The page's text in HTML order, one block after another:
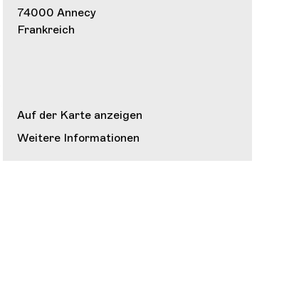
74000 Annecy
Frankreich
Auf der Karte anzeigen
Weitere Informationen